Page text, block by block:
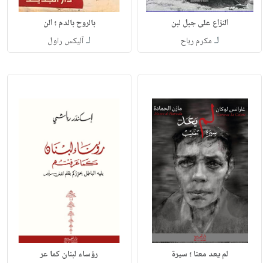
النزاع على جبل لبن
لـ مكرم رباح
بالروح بالدم ؛ الن
لـآليكس راول
لم يعد معنا ؛ سيرة رؤساء لبنان كما عر